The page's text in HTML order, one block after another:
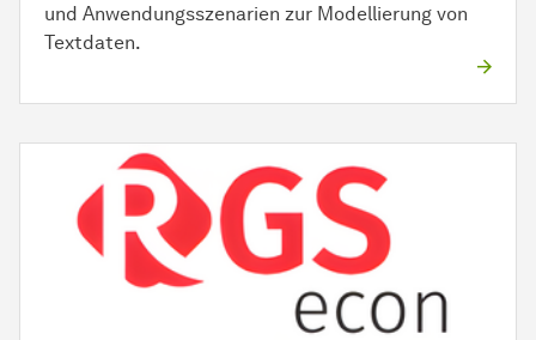
und Anwendungsszenarien zur Modellierung von
Textdaten.